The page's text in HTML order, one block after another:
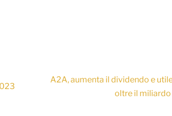
A2A, aumenta il dividendo e
oltre il